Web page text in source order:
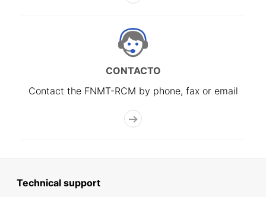
CONTACTO
Contact the FNMT-RCM by phone, fax or email
Technical support